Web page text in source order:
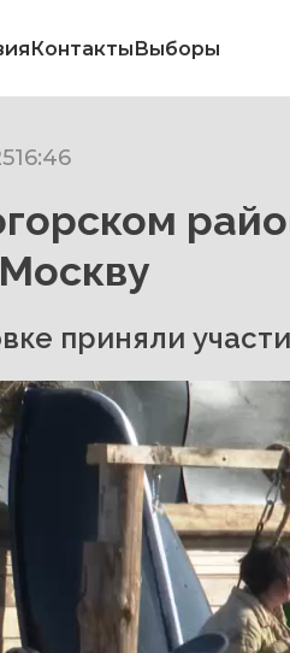
КонтактыВыборы
16:46
приняли